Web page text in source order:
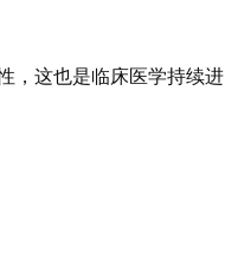
，这也是临床医学持续进